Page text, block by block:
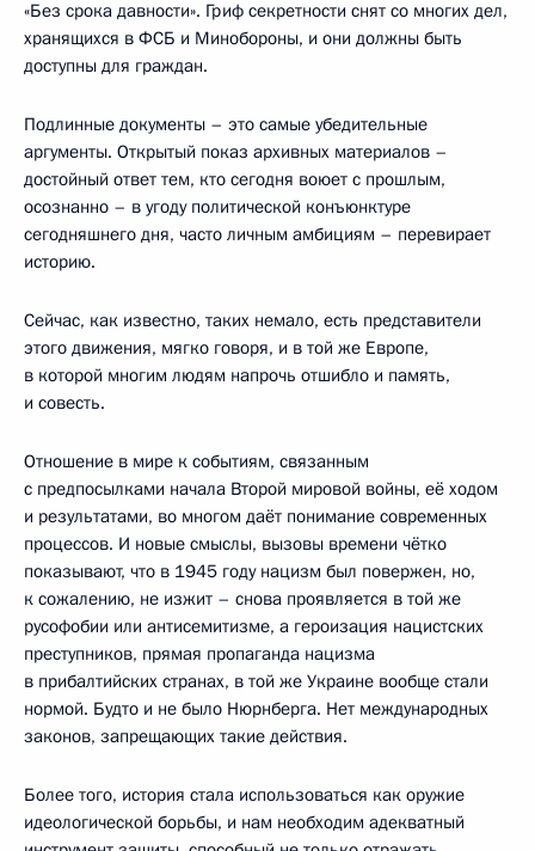
«Без срока давности». Гриф секретности снят со многих дел,
хранящихся в ФСБ и Минобороны, и они должны быть
доступны для граждан.
Подлинные документы – это самые убедительные
аргументы. Открытый показ архивных материалов –
достойный ответ тем, кто сегодня воюет с прошлым,
осознанно – в угоду политической конъюнктуре
сегодняшнего дня, часто личным амбициям – перевирает
историю.
Сейчас, как известно, таких немало, есть представители
этого движения, мягко говоря, и в той же Европе,
в которой многим людям напрочь отшибло и память,
и совесть.
Отношение в мире к событиям, связанным
с предпосылками начала Второй мировой войны, её ходом
и результатами, во многом даёт понимание современных
процессов. И новые смыслы, вызовы времени чётко
показывают, что в 1945 году нацизм был повержен, но,
к сожалению, не изжит – снова проявляется в той же
русофобии или антисемитизме, а героизация нацистских
преступников, прямая пропаганда нацизма
в прибалтийских странах, в той же Украине вообще стали
нормой. Будто и не было Нюрнберга. Нет международных
законов, запрещающих такие действия.
Более того, история стала использоваться как оружие
идеологической борьбы, и нам необходим адекватный